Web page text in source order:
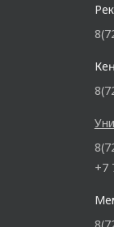
+7